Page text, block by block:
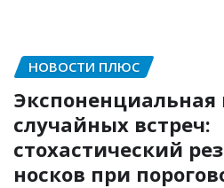
НОВОСТИ ПЛЮС
случайных встреч:
стохастический
носков при